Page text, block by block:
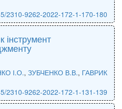
2310-9262-2022-172-1-170-180
інструмент
І.О., ЗУБЧЕНКО В.В., ГАВРИК
2310-9262-2022-172-1-131-139